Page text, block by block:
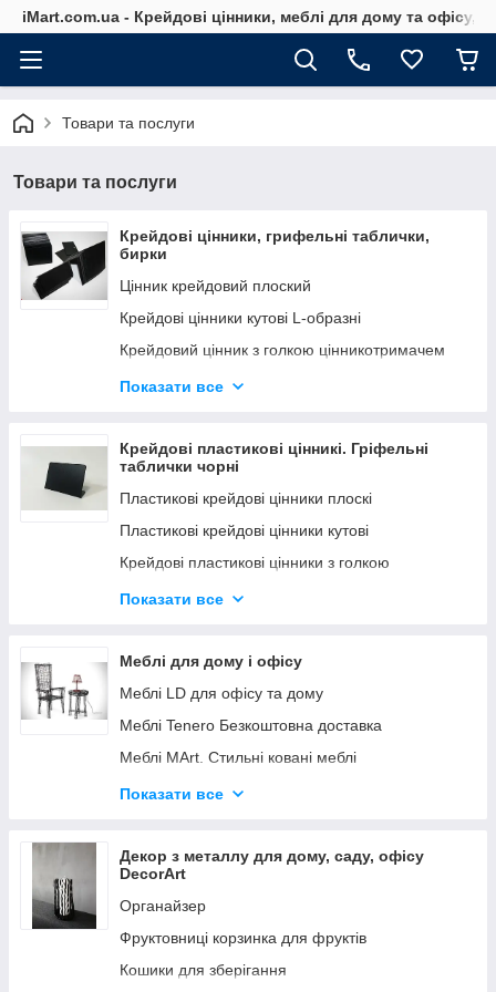
iMart.com.ua - Крейдові цінники, меблі для дому та офісу,
Товари та послуги
Товари та послуги
Крейдові цінники, грифельні таблички,
бирки
Цінник крейдовий плоский
Крейдові цінники кутові L-образні
Крейдовий цінник з голкою цінникотримачем
Крейдові цінники П-образні на полицю
Крейдовий цінник з гачком. Грифельні цінниики
Цінники крейдові підвісні
Крейдовий цінник V-подібний. Грифельні цінники
Бірки, цінники крейдові
Крейдові цінники з магнітом
Крейдові грифельні цінники наклейка
Показати все
Крейдові пластикові цінникі. Гріфельні
таблички чорні
Пластикові крейдові цінники плоскі
Пластикові крейдові цінники кутові
Крейдові пластикові цінники з голкою
Крейдовий цінник пластиковий будиночком
Показати все
Меблі для дому і офісу
Меблі LD для офісу та дому
Меблі Tenero Безкоштовна доставка
Меблі MArt. Стильні ковані меблі
Меблі для салонів краси
Меблі FN
Крісла для керівника і персоналу
Ліжка Richman
Офісні дивани
Показати все
Декор з металлу для дому, саду, офісу
DecorArt
Органайзер
Фруктовниці корзинка для фруктів
Кошики для зберігання